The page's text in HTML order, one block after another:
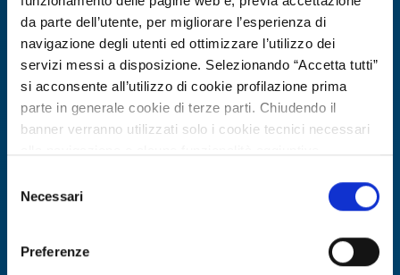
da parte dell’utente, per migliorare l’esperienza di
navigazione degli utenti ed ottimizzare l’utilizzo dei
servizi messi a disposizione. Selezionando “Accetta tutti”
si acconsente all’utilizzo di cookie profilazione prima
parte in generale cookie di terze parti. Chiudendo il
banner verranno utilizzati solo i cookie tecnici necessari
Per conoscere i dettagli, consulta la nostra cookie policy.
https://www.openinnovation.regione.lombardia.it/it/co
https://www.openinnovation.regione.lombardia.it/it/pr
delNecessari
Preferenze
Technology offer
Servizi di consulenza ingegneristica
per sviluppo embedded e Edge AI su